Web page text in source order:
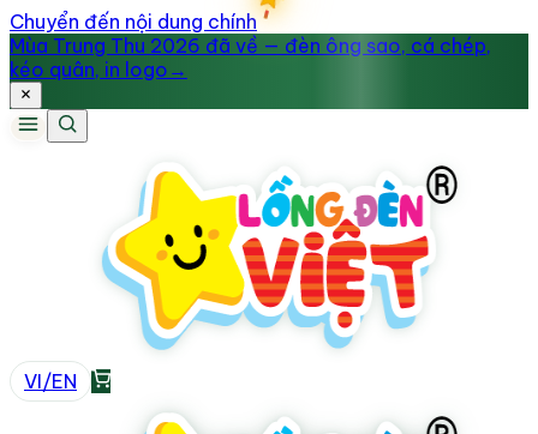
Chuyển đến nội dung chính
Mùa Trung Thu 2026 đã về — đèn ông sao, cá chép,
kéo quân, in logo →
VI/EN